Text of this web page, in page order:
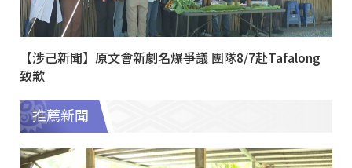
【涉己新聞】原文會新劇名爆爭議 團隊8/7赴Tafalong
致歉
推薦新聞